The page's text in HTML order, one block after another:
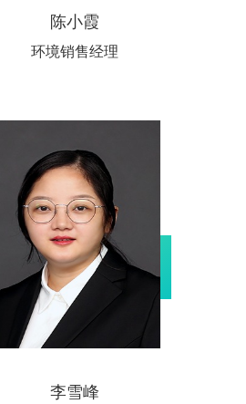
陈小霞
环境销售经理
李雪峰